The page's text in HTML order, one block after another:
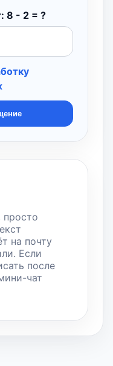
8 - 2 = ?
просто
на почту
Если
после
чат